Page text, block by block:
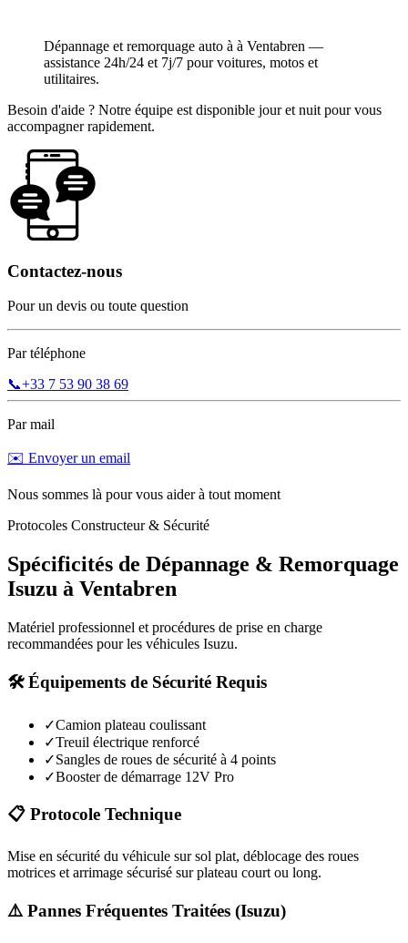
Dépannage et remorquage auto à à Ventabren —
assistance 24h/24 et 7j/7 pour voitures, motos et
utilitaires.
Besoin d'aide ? Notre équipe est disponible jour et nuit pour vous
accompagner rapidement.
Contactez-nous
Pour un devis ou toute question
Par téléphone
📞+33 7 53 90 38 69
Par mail
✉️ Envoyer un email
Nous sommes là pour vous aider à tout moment
Protocoles Constructeur & Sécurité
Spécificités de Dépannage & Remorquage
Isuzu à Ventabren
Matériel professionnel et procédures de prise en charge
recommandées pour les véhicules Isuzu.
🛠️ Équipements de Sécurité Requis
✓Camion plateau coulissant
✓Treuil électrique renforcé
✓Sangles de roues de sécurité à 4 points
✓Booster de démarrage 12V Pro
📋 Protocole Technique
Mise en sécurité du véhicule sur sol plat, déblocage des roues
motrices et arrimage sécurisé sur plateau court ou long.
⚠️ Pannes Fréquentes Traitées (Isuzu)